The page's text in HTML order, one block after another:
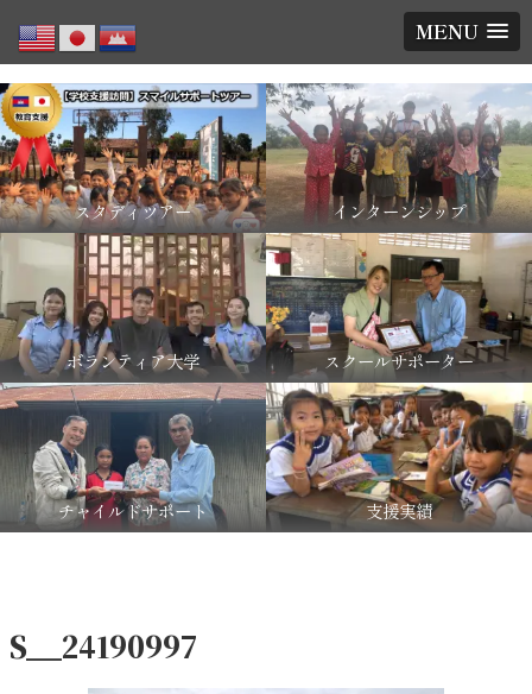
MENU
スタディツアー インターンシップ
ボランティア大学 スクールサポーター
チャイルドサポート 支援実績
S__24190997